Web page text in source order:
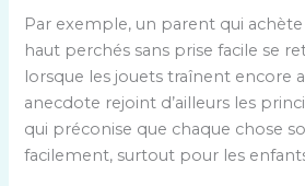
Par exemple, un parent qui
haut perchés sans prise facile se
lorsque les jouets traînent encore
anecdote rejoint d’ailleurs les
qui préconise que chaque chose
facilement, surtout pour les